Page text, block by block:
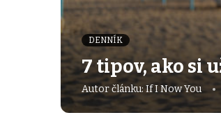
DENNÍK
7 tipov, ako si
Autor článku: If I Now You